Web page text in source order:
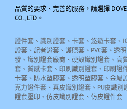
品質的要求、完善的服務，請選擇
CO., LTD。
證件套、識別證套、卡套、悠遊卡套、
證套、記者證套、護照套、PVC套、透
發、識別證套廠商、硬殼識別證套、高
套、質感卡套、印刷識別證套、印刷證
卡套、防水塑膠套、透明塑膠套、金屬
克力證件套、真皮識別證套、PU皮識別
證套壓印、仿皮識別證套、仿皮證件套